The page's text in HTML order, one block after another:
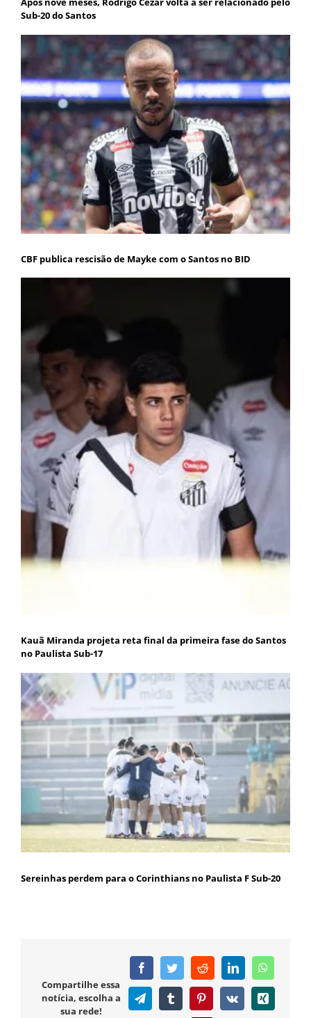
Sub-20 do Santos
CBF publica rescisão de Mayke com o Santos no BID
Kauã Miranda projeta reta final da primeira fase do Santos
no Paulista Sub-17
Sereinhas perdem para o Corinthians no Paulista F Sub-20
Compartilhe essa
notícia, escolha a
sua rede!
FacebookTwitterRedditLinkedIn
TelegramTumblr PinterestVk Xing